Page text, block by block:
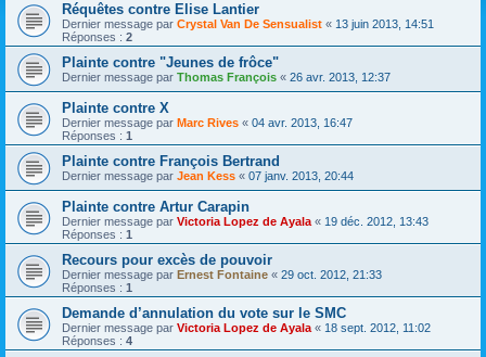
Réquêtes contre Elise Lantier
Dernier message par Crystal Van De Sensualist « 13 juin 2013, 14:51
Réponses : 2
Plainte contre "Jeunes de frôce"
Dernier message par Thomas François « 26 avr. 2013, 12:37
Plainte contre X
Dernier message par Marc Rives « 04 avr. 2013, 16:47
Réponses : 1
Plainte contre François Bertrand
Dernier message par Jean Kess « 07 janv. 2013, 20:44
Plainte contre Artur Carapin
Dernier message par Victoria Lopez de Ayala « 19 déc. 2012, 13:43
Réponses : 1
Recours pour excès de pouvoir
Dernier message par Ernest Fontaine « 29 oct. 2012, 21:33
Réponses : 1
Demande d’annulation du vote sur le SMC
Dernier message par Victoria Lopez de Ayala « 18 sept. 2012, 11:02
Réponses : 4